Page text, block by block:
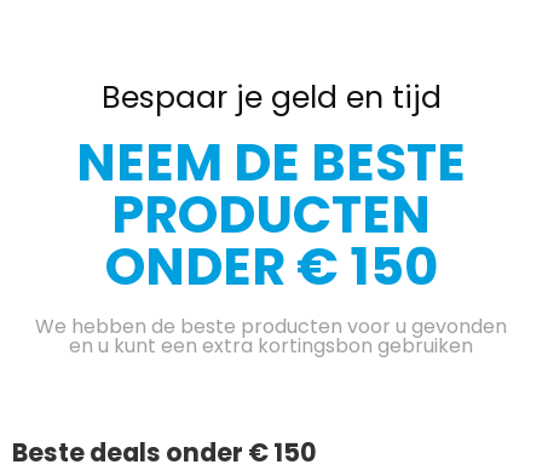
Bespaar je geld en tijd
NEEM DE BESTE
PRODUCTEN
ONDER € 150
We hebben de beste producten voor u gevonden
en u kunt een extra kortingsbon gebruiken
Beste deals onder € 150